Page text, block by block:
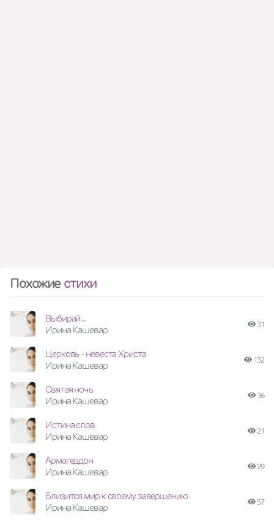
Похожие стихи
Выбирай...
Ирина Кашевар
31
Церковь - невеста Христа
Ирина Кашевар
132
Святая ночь
Ирина Кашевар
36
Истина слов
Ирина Кашевар
21
Армагеддон
Ирина Кашевар
29
Близится мир к своему завершению
Ирина Кашевар
57